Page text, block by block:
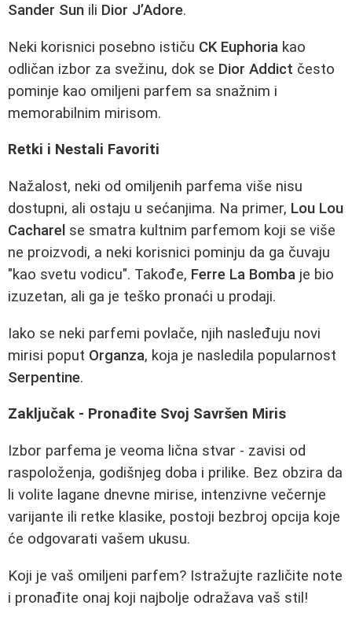
Sander Sun ili Dior J’Adore.
Neki korisnici posebno ističu CK Euphoria kao
odličan izbor za svežinu, dok se Dior Addict često
pominje kao omiljeni parfem sa snažnim i
memorabilnim mirisom.
Retki i Nestali Favoriti
Nažalost, neki od omiljenih parfema više nisu
dostupni, ali ostaju u sećanjima. Na primer, Lou Lou
Cacharel se smatra kultnim parfemom koji se više
ne proizvodi, a neki korisnici pominju da ga čuvaju
"kao svetu vodicu". Takođe, Ferre La Bomba je bio
izuzetan, ali ga je teško pronaći u prodaji.
Iako se neki parfemi povlače, njih nasleđuju novi
mirisi poput Organza, koja je nasledila popularnost
Serpentine.
Zaključak - Pronađite Svoj Savršen Miris
Izbor parfema je veoma lična stvar - zavisi od
raspoloženja, godišnjeg doba i prilike. Bez obzira da
li volite lagane dnevne mirise, intenzivne večernje
varijante ili retke klasike, postoji bezbroj opcija koje
će odgovarati vašem ukusu.
Koji je vaš omiljeni parfem? Istražujte različite note
i pronađite onaj koji najbolje odražava vaš stil!